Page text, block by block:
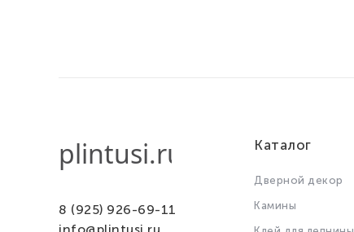
8 (925) 926-69-11
Каталог
Дверной декор
Камины